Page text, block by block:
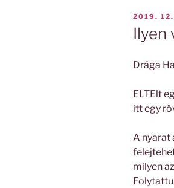
2019.
Ilyen
Drága
ELTElt
itt egy
A nyarat
milyen